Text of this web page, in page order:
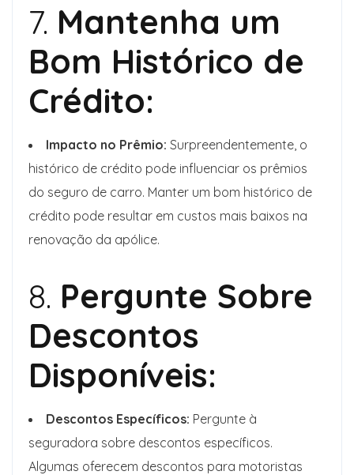
7. Mantenha um
Bom Histórico de
Crédito:
Impacto no Prêmio: Surpreendentemente, o
histórico de crédito pode influenciar os prêmios
do seguro de carro. Manter um bom histórico de
crédito pode resultar em custos mais baixos na
renovação da apólice.
8. Pergunte Sobre
Descontos
Disponíveis:
Descontos Específicos: Pergunte à
seguradora sobre descontos específicos.
Algumas oferecem descontos para motoristas